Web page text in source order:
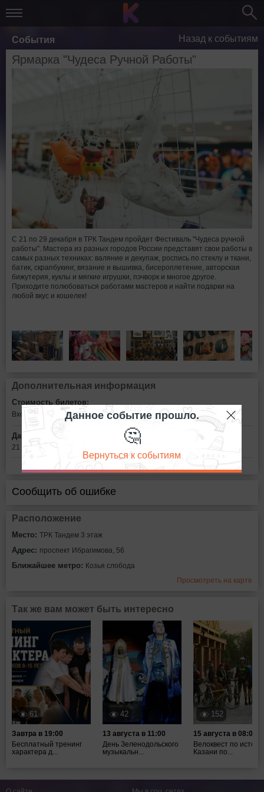
События Назад к событиям
Ярмарка "Чудеса Ручной Работы"
С 21 по 29 декабря в ТРК Тандем пройдет Фестиваль "Чудеса ручной
работы". Мастера из разных городов России представят свои работы в
самых разных техниках: валяние и декупаж, роспись по стеклу и ткани,
батик, скрапбукинг, вязание и вышивка, бисероплетение, авторская
бижутерия, куклы и мягкие игрушки, пэчворк и многое другое.
Приходите полюбоваться работами мастеров и найти подарки на
любой вкус и кошелек!
Дополнительная информация
Стоимость билетов:
Вход свободный
Дата:
21 - 29 декабря с 10:00 до 22:00
Сообщить об ошибке
Расположение
Место: ТРК Тандем 3 этаж
Адрес: проспект Ибрагимова, 56
Ближайшее метро: Козья слобода
Просмотреть на карте
Так же вам может быть интересно
61
Завтра в 19:00
Бесплатный тренинг
характера д...
42
13 августа в 11:00
День Зеленодольского
музыкальн...
152
15 августа в 08:00
Велоквест по
Казани по...
Данное событие прошло.
🤔
Вернуться к событиям